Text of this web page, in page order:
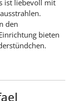
ist liebevoll mit
den
bieten